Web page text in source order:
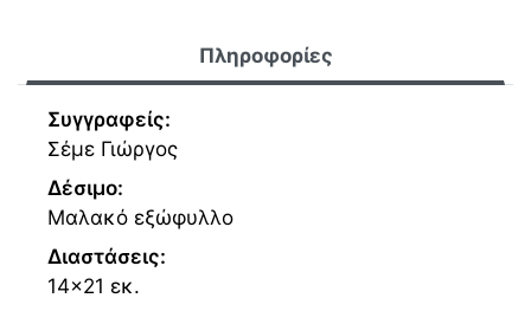
Πληροφορίες
Συγγραφείς:
Σέμε Γιώργος
Δέσιμο:
Μαλακό εξώφυλλο
Διαστάσεις:
14x21 εκ.